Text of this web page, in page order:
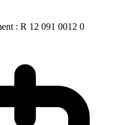
: R 12 091 0012 0